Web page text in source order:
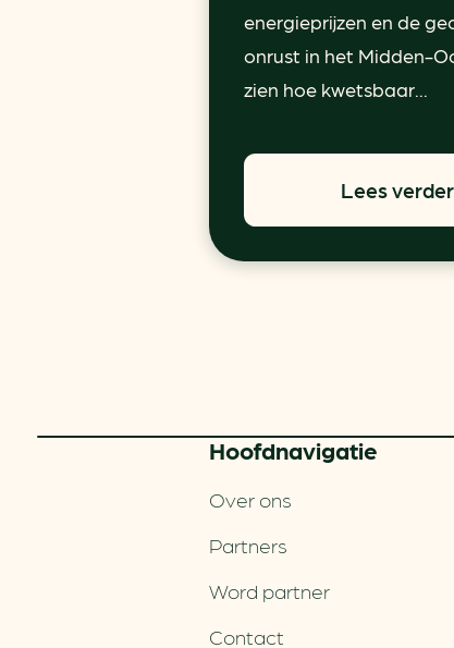
energieprijzen en de
onrust in het Midden-
zien hoe kwetsbaar...
Lees verder
Hoofd­navigatie
Over ons
Partners
Word partner
Contact